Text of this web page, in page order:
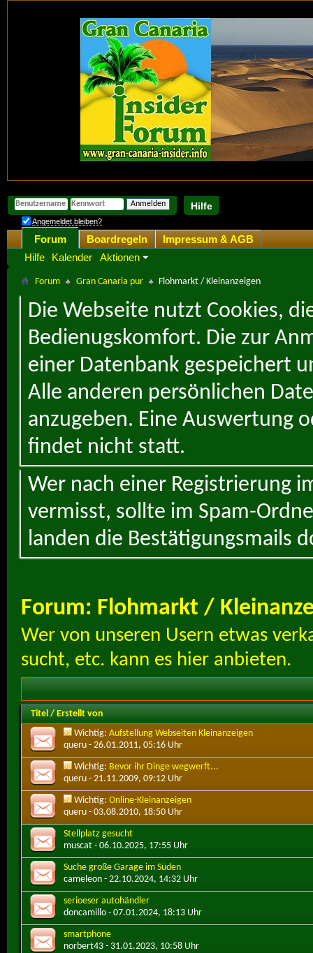
Hilfe
Angemeldet bleiben?
Forum
Hilfe
Kalender Aktionen
Boardregeln Impressum & AGB
Forum Gran Canaria pur Flohmarkt / Kleinanzeigen
Die Webseite nutzt Cookies,
Bedienugskomfort. Die zur
einer Datenbank gespeichert
Alle anderen persönlichen
anzugeben. Eine Auswertung
findet nicht statt.
Wer nach einer Registrierung
vermisst, sollte im Spam-
landen die Bestätigungsmails
Forum: Flohmarkt /
Wer von unseren Usern etwas
sucht, etc. kann es hier anbieten.
Titel / Erstellt von
Wichtig: Aufstellung Webseiten Kleinanzeigen
queru - 26.01.2011, 05:16 Uhr
Wichtig: Bevor ihr Dinge wegwerft...
queru - 21.11.2009, 09:12 Uhr
Wichtig: Online-Kleinanzeigen
queru - 03.08.2010, 18:50 Uhr
Stellplatz gesucht
muscat - 06.10.2025, 17:55 Uhr
Suche große Garage im Süden
cameleon - 22.10.2024, 14:32 Uhr
serioeser autohändler
doncamillo - 07.01.2024, 18:13 Uhr
smartphone
norbert43 - 31.01.2023, 10:58 Uhr